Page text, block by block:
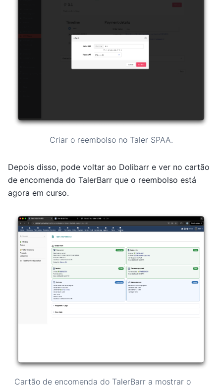
Criar o reembolso no Taler SPAA.
Depois disso, pode voltar ao Dolibarr e ver no cartão
de encomenda do TalerBarr que o reembolso está
agora em curso.
Cartão de encomenda do TalerBarr a mostrar o